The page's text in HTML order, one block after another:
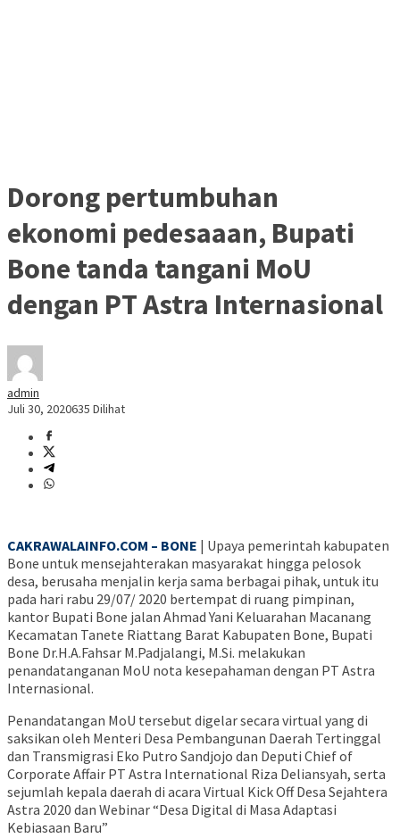
Dorong pertumbuhan
ekonomi pedesaaan, Bupati
Bone tanda tangani MoU
dengan PT Astra Internasional
admin
Juli 30, 2020635 Dilihat
CAKRAWALAINFO.COM – BONE | Upaya pemerintah kabupaten
Bone untuk mensejahterakan masyarakat hingga pelosok
desa, berusaha menjalin kerja sama berbagai pihak, untuk itu
pada hari rabu 29/07/ 2020 bertempat di ruang pimpinan,
kantor Bupati Bone jalan Ahmad Yani Keluarahan Macanang
Kecamatan Tanete Riattang Barat Kabupaten Bone, Bupati
Bone Dr.H.A.Fahsar M.Padjalangi, M.Si. melakukan
penandatanganan MoU nota kesepahaman dengan PT Astra
Internasional.
Penandatangan MoU tersebut digelar secara virtual yang di
saksikan oleh Menteri Desa Pembangunan Daerah Tertinggal
dan Transmigrasi Eko Putro Sandjojo dan Deputi Chief of
Corporate Affair PT Astra International Riza Deliansyah, serta
sejumlah kepala daerah di acara Virtual Kick Off Desa Sejahtera
Astra 2020 dan Webinar “Desa Digital di Masa Adaptasi
Kebiasaan Baru”